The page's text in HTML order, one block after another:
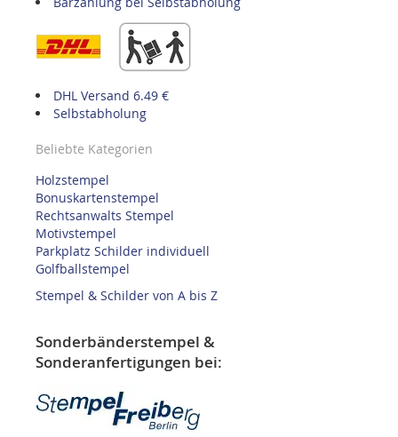
DHL Versand 6.49 €
Selbstabholung
Beliebte Kategorien
Holzstempel
Bonuskartenstempel
Rechtsanwalts Stempel
Motivstempel
Parkplatz Schilder individuell
Golfballstempel
Stempel & Schilder von A bis Z
Sonderbänderstempel &
Sonderanfertigungen bei: